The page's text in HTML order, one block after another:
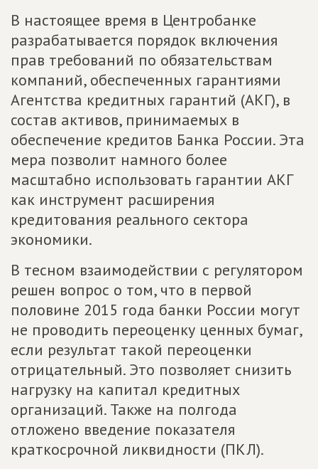
В настоящее время в Центробанке
разрабатывается порядок включения
прав требований по обязательствам
компаний, обеспеченных гарантиями
Агентства кредитных гарантий (АКГ), в
состав активов, принимаемых в
обеспечение кредитов Банка России. Эта
мера позволит намного более
масштабно использовать гарантии АКГ
как инструмент расширения
кредитования реального сектора
экономики.
В тесном взаимодействии с регулятором
решен вопрос о том, что в первой
половине 2015 года банки России могут
не проводить переоценку ценных бумаг,
если результат такой переоценки
отрицательный. Это позволяет снизить
нагрузку на капитал кредитных
организаций. Также на полгода
отложено введение показателя
краткосрочной ликвидности (ПКЛ).